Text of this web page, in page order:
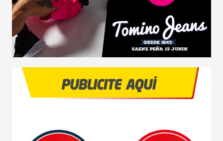
SERVICIOS
SEGURIDAD VIAL
RESP. SOCIAL